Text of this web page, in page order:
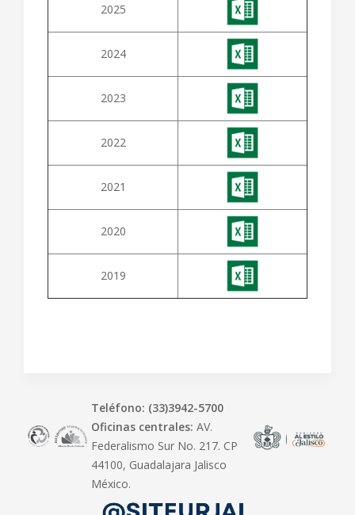
2025
2024
2023
2022
2021
2020
2019
Teléfono: (33)3942-5700
Oficinas centrales: AV.
Federalismo Sur No. 217. CP
44100, Guadalajara Jalisco
México.